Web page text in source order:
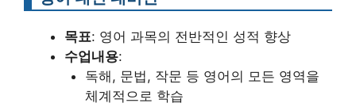
목표: 영어 과목의 전반적인 성적 향상
수업내용:
독해, 문법, 작문 등 영어의 모든 영역을
체계적으로 학습